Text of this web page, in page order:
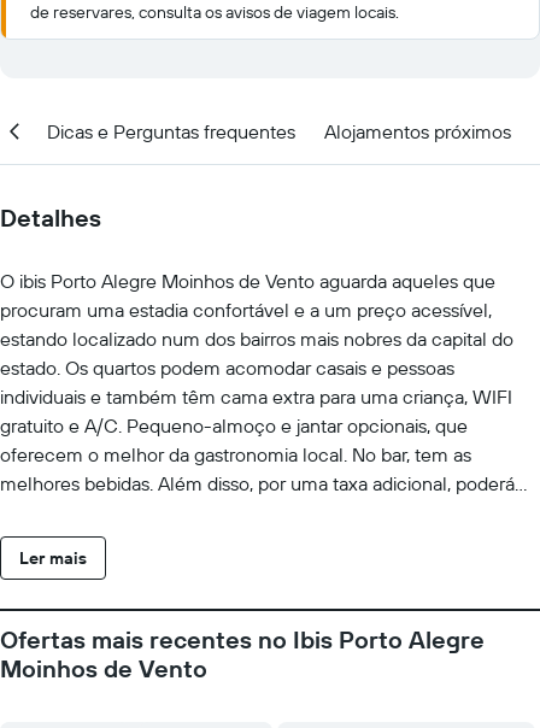
de reservares, consulta os avisos de viagem locais.
Dicas e Perguntas frequentes Alojamentos próximos
Detalhes
O ibis Porto Alegre Moinhos de Vento aguarda aqueles que
procuram uma estadia confortável e a um preço acessível,
estando localizado num dos bairros mais nobres da capital do
estado. Os quartos podem acomodar casais e pessoas
individuais e também têm cama extra para uma criança, WIFI
gratuito e A/C. Pequeno-almoço e jantar opcionais, que
oferecem o melhor da gastronomia local. No bar, tem as
melhores bebidas. Além disso, por uma taxa adicional, poderá
Ler mais
Ofertas mais recentes no Ibis Porto Alegre
Moinhos de Vento